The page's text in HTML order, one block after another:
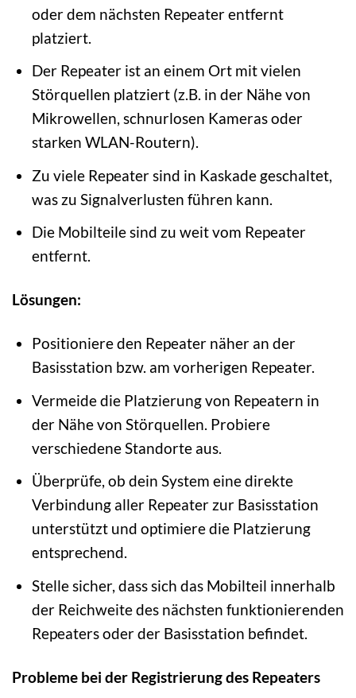
oder dem nächsten Repeater entfernt
platziert.
Der Repeater ist an einem Ort mit vielen
Störquellen platziert (z.B. in der Nähe von
Mikrowellen, schnurlosen Kameras oder
starken WLAN-Routern).
Zu viele Repeater sind in Kaskade geschaltet,
was zu Signalverlusten führen kann.
Die Mobilteile sind zu weit vom Repeater
entfernt.
Lösungen:
Positioniere den Repeater näher an der
Basisstation bzw. am vorherigen Repeater.
Vermeide die Platzierung von Repeatern in
der Nähe von Störquellen. Probiere
verschiedene Standorte aus.
Überprüfe, ob dein System eine direkte
Verbindung aller Repeater zur Basisstation
unterstützt und optimiere die Platzierung
entsprechend.
Stelle sicher, dass sich das Mobilteil innerhalb
der Reichweite des nächsten funktionierenden
Repeaters oder der Basisstation befindet.
Probleme bei der Registrierung des Repeaters